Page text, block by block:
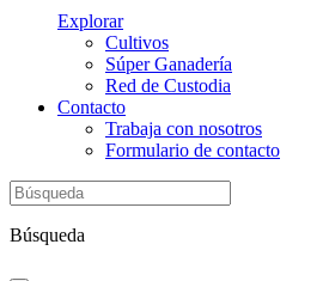
Explorar
Cultivos
Súper Ganadería
Red de Custodia
Contacto
Trabaja con nosotros
Formulario de contacto
Búsqueda